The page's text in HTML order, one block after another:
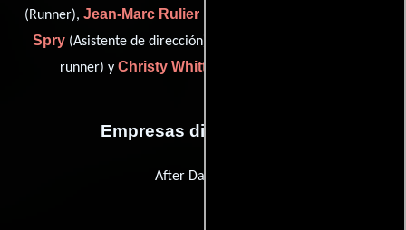
(Runner), Jean-Marc Rulier(3D scanning specialist),
Spry(Asistente de dirección),
runner) y Christy Whitton
Empresas distribuidoras
After Dark Films